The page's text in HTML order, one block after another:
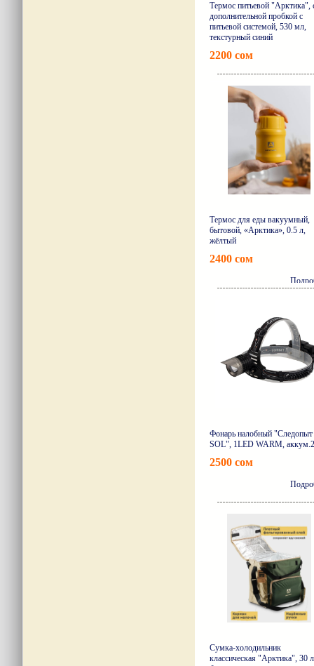
Термос питьевой "Арктика",
дополнительной пробкой с
питьевой системой, 530 мл,
текстурный синий
2200 сом
Термос для еды вакуумный,
бытовой, «Арктика», 0.5 л,
жёлтый
2400 сом
Фонарь налобный
SOL", 1LED WARM,
2500 сом
Сумка-холодильник
классическая "Арктика", 30